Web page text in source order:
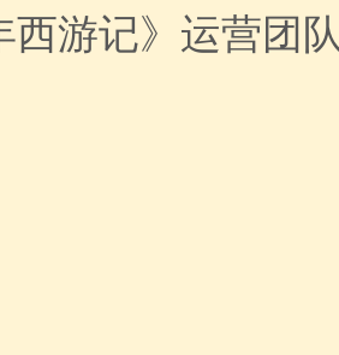
西游记》运营团